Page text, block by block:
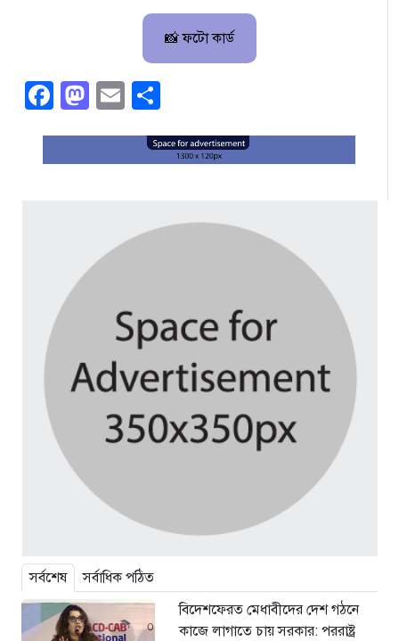
📸 ফটো কার্ড
Facebook
Mastodon
Email
সর্বশেষ
সর্বাধিক পঠিত
বিদেশফেরত মেধাবীদের দেশ গঠনে
কাজে লাগাতে চায় সরকার: পররাষ্ট্র